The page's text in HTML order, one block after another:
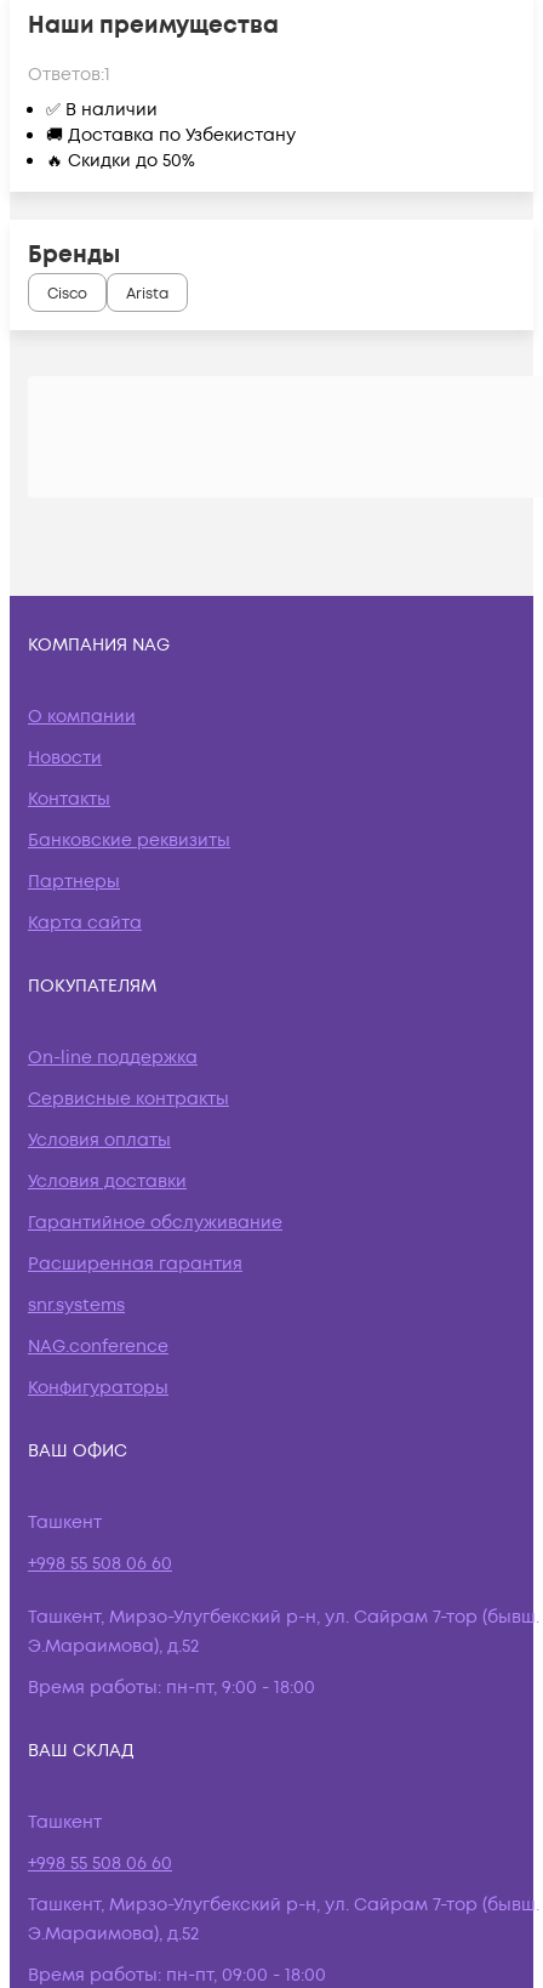
Наши преимущества
Ответов:1
✅ В наличии
🚚 Доставка по Узбекистану
🔥 Скидки до 50%
Бренды
Cisco Arista
КОМПАНИЯ NAG
О компании
Новости
Контакты
Банковские реквизиты
Партнеры
Карта сайта
ПОКУПАТЕЛЯМ
On-line поддержка
Сервисные контракты
Условия оплаты
Условия доставки
Гарантийное обслуживание
Расширенная гарантия
snr.systems
NAG.conference
Конфигураторы
ВАШ ОФИС
Ташкент
+998 55 508 06 60
Ташкент, Мирзо-Улугбекский р-н, ул. Сайрам 7-тор (бывш.
Э.Мараимова), д.52
Время работы: пн-пт, 9:00 - 18:00
ВАШ СКЛАД
Ташкент
+998 55 508 06 60
Ташкент, Мирзо-Улугбекский р-н, ул. Сайрам 7-тор (бывш.
Э.Мараимова), д.52
Время работы: пн-пт, 09:00 - 18:00